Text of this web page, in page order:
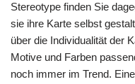
Stereotype finden Sie
sie ihre Karte selbst
über die Individualität der
Motive und Farben
noch immer im Trend.